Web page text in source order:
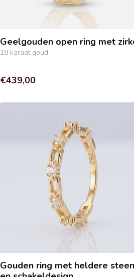
Geelgouden open ring met
18 karaat goud
€439,00
Gouden ring met heldere